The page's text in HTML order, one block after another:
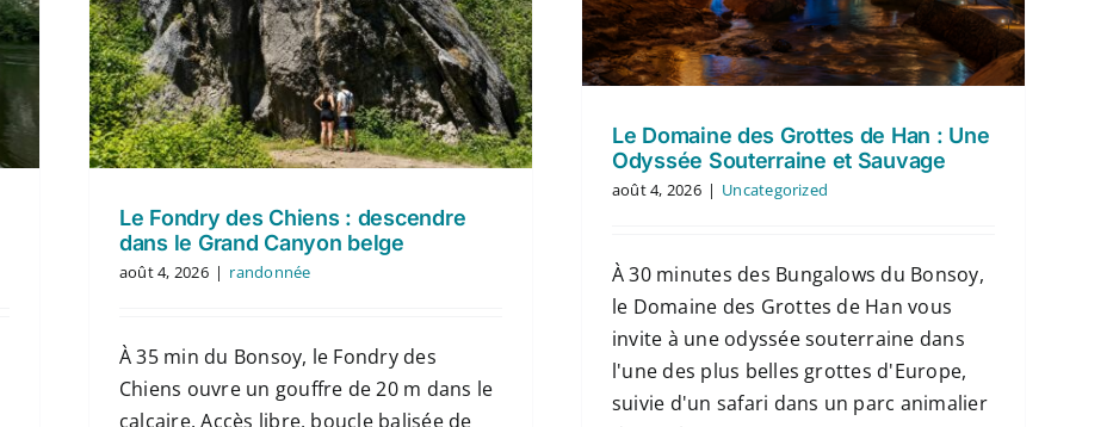
Le Fondry des Chiens : descendre
dans le Grand Canyon belge
août 4, 2026 | randonnée
À 35 min du Bonsoy, le Fondry des
Chiens ouvre un gouffre de 20 m dans le
calcaire. Accès libre, boucle balisée de
Le Domaine des Grottes de Han : Une
Odyssée Souterraine et Sauvage
août 4, 2026 | Uncategorized
À 30 minutes des Bungalows du Bonsoy,
le Domaine des Grottes de Han vous
invite à une odyssée souterraine dans
l'une des plus belles grottes d'Europe,
suivie d'un safari dans un parc animalier